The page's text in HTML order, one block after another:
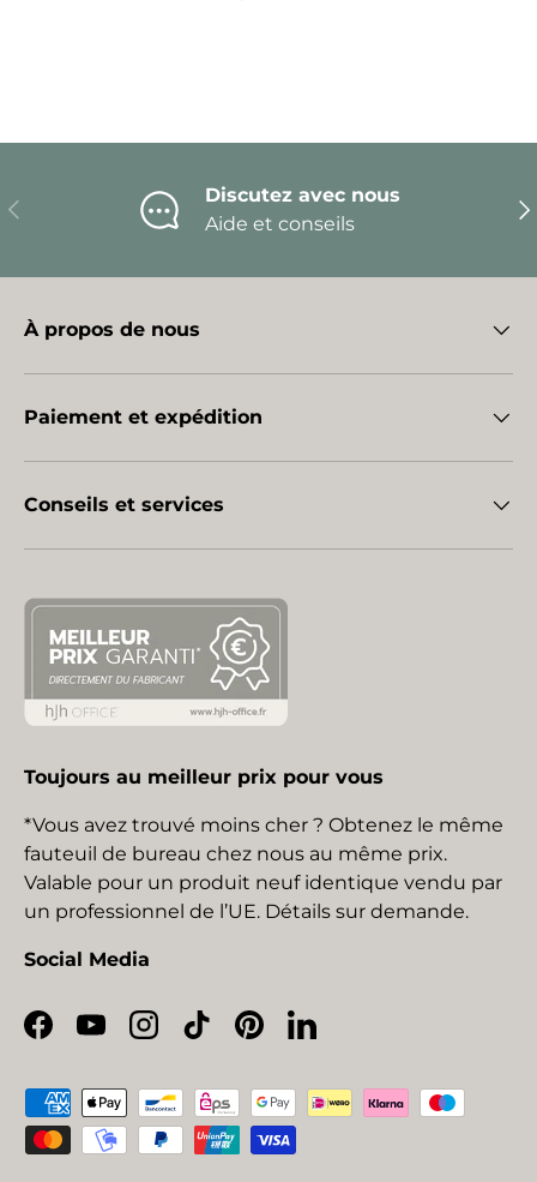
Précédent
Discutez avec nous
Aide et conseils
À propos de nous
Paiement et expédition
Conseils et services
Toujours au meilleur prix pour vous
*Vous avez trouvé moins cher ? Obtenez le même
fauteuil de bureau chez nous au même prix.
Valable pour un produit neuf identique vendu par
un professionnel de l’UE. Détails sur demande.
Social Media
Facebook
YouTubeInstagram
TikTokPinterestLinkedIn
Moyens de paiement acceptés